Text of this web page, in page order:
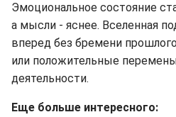
Эмоциональное состояние
а мысли - яснее. Вселенная
вперед без бремени
или положительные
деятельности.
Еще больше интересного: